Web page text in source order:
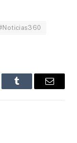
Tumblr Email